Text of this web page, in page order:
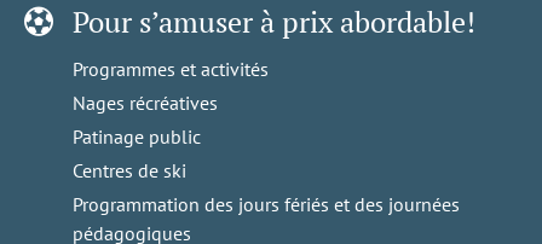
Pour s’amuser à prix abordable!
Programmes et activités
Nages récréatives
Patinage public
Centres de ski
Programmation des jours fériés et des journées
pédagogiques